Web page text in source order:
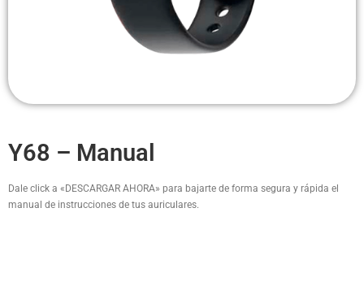
Headsets Inalambricos
Auriculares con Cable
Amplificadores
Y68 – Manual
Dale click a «DESCARGAR AHORA» para bajarte de forma segura y rápida el
manual de instrucciones de tus auriculares.